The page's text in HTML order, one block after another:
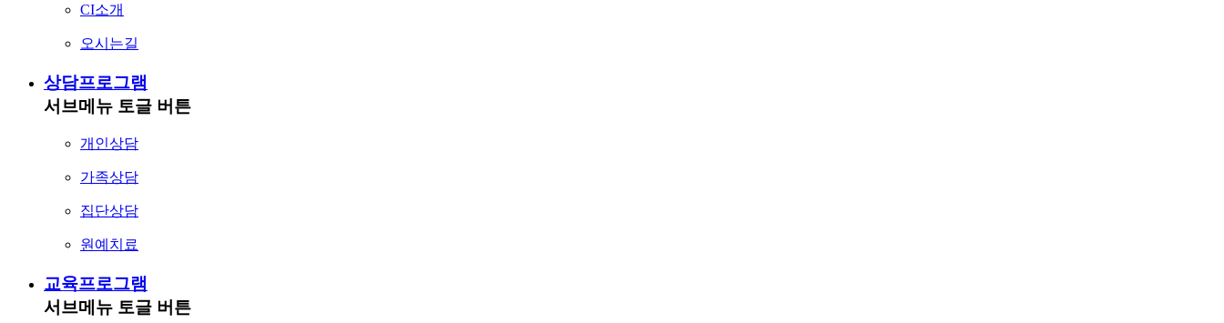
CI소개
오시는길
상담프로그램
서브메뉴 토글 버튼
개인상담
가족상담
집단상담
원예치료
교육프로그램
서브메뉴 토글 버튼